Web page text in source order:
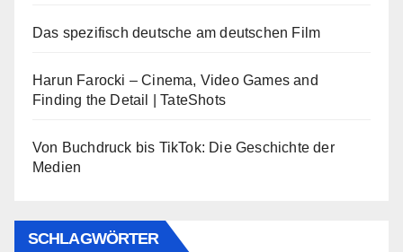
Das spezifisch deutsche am deutschen Film
Harun Farocki – Cinema, Video Games and
Finding the Detail | TateShots
Von Buchdruck bis TikTok: Die Geschichte der
Medien
SCHLAGWÖRTER